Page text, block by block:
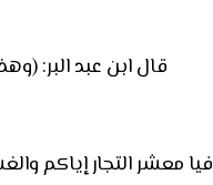
قال ابن عبد البر:
فيا معشر التجار إياكم